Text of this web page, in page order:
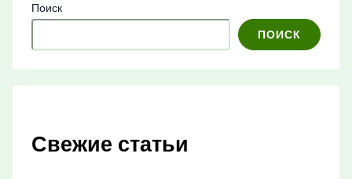
Поиск
ПОИСК
Свежие статьи